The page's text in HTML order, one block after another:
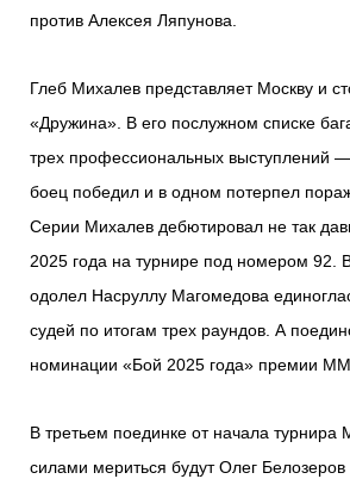
против Алексея Ляпунова.
Глеб Михалев представляет Москву и
«Дружина». В его послужном списке
трех профессиональных выступлений —
боец победил и в одном потерпел
Серии Михалев дебютировал не так
2025 года на турнире под номером 92.
одолел Насруллу Магомедова
судей по итогам трех раундов. А
номинации «Бой 2025 года» премии
В третьем поединке от начала
силами мериться будут Олег